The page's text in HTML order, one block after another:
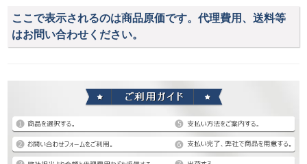
ここで表示されるのは商品原価です。代理費用、送料等
はお問い合わせください。